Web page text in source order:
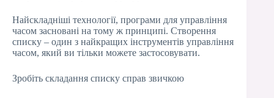
Найскладніші технології, програми для управління
часом засновані на тому ж принципі. Створення
списку – один з найкращих інструментів управління
часом, який ви тільки можете застосовувати.
Зробіть складання списку справ звичкою